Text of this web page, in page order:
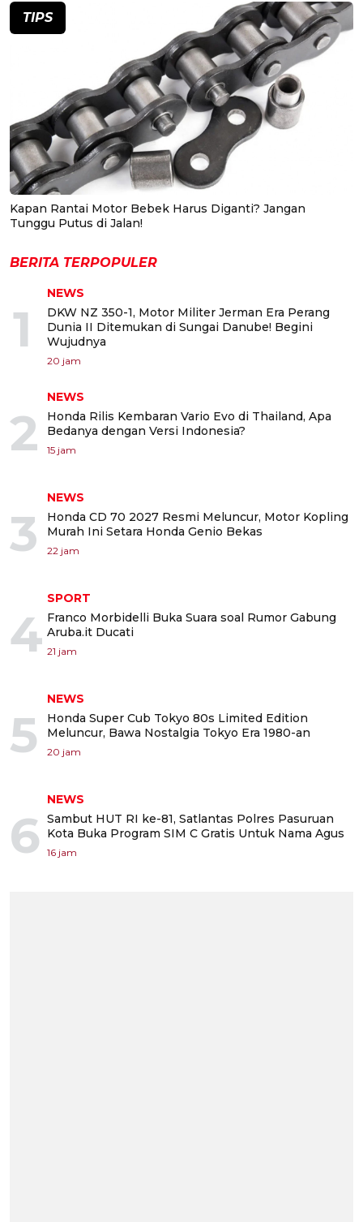
TIPS
Kapan Rantai Motor Bebek Harus Diganti? Jangan
Tunggu Putus di Jalan!
BERITA TERPOPULER
1
NEWS
DKW NZ 350-1, Motor Militer Jerman Era Perang
Dunia II Ditemukan di Sungai Danube! Begini
Wujudnya
20 jam
2
NEWS
Honda Rilis Kembaran Vario Evo di Thailand, Apa
Bedanya dengan Versi Indonesia?
15 jam
3
NEWS
Honda CD 70 2027 Resmi Meluncur, Motor Kopling
Murah Ini Setara Honda Genio Bekas
22 jam
4
SPORT
Franco Morbidelli Buka Suara soal Rumor Gabung
Aruba.it Ducati
21 jam
5
NEWS
Honda Super Cub Tokyo 80s Limited Edition
Meluncur, Bawa Nostalgia Tokyo Era 1980-an
20 jam
6
NEWS
Sambut HUT RI ke-81, Satlantas Polres Pasuruan
Kota Buka Program SIM C Gratis Untuk Nama Agus
16 jam